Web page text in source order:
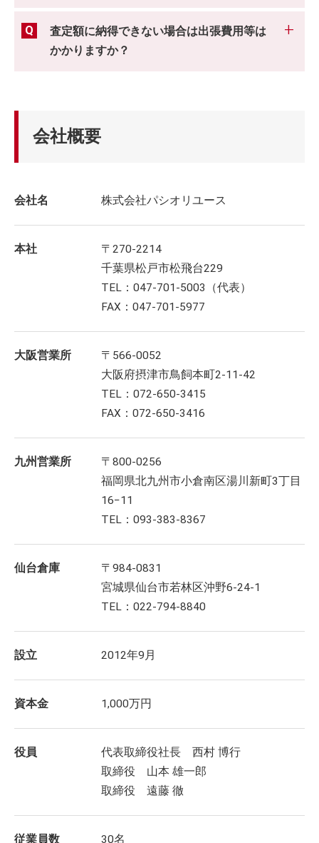
査定額に納得できない場合は出張費用等は
かかりますか？
会社概要
会社名 株式会社パシオリユース
本社
〒270-2214
千葉県松戸市松飛台229
TEL：047-701-5003（代表）
FAX：047-701-5977
大阪営業所
〒566-0052
大阪府摂津市鳥飼本町2-11-42
TEL：072-650-3415
FAX：072-650-3416
九州営業所
〒800-0256
福岡県北九州市小倉南区湯川新町3丁目
16−11
TEL：093-383-8367
仙台倉庫
〒984-0831
宮城県仙台市若林区沖野6-24-1
TEL：022-794-8840
設立 2012年9月
資本金 1,000万円
役員
代表取締役社長 西村 博行
取締役 山本 雄一郎
取締役 遠藤 徹
従業員数 30名